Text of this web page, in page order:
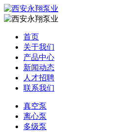
首页
关于我们
产品中心
新闻动态
人才招聘
联系我们
真空泵
离心泵
多级泵